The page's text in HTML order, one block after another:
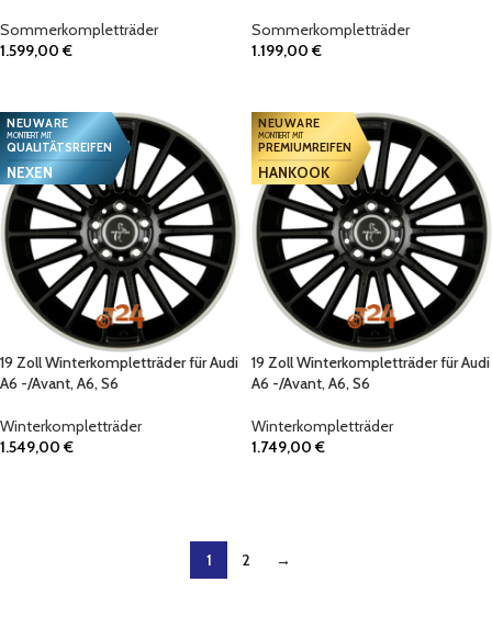
Sommerkompletträder
1.599,00€
Sommerkompletträder
1.199,00€
NEUWARE
MONTIERT MIT
QUALITÄTSREIFEN
NEXEN
19 Zoll Winterkompletträder für Audi
A6 -/Avant, A6, S6
Winterkompletträder
1.549,00€
NEUWARE
MONTIERT MIT
PREMIUMREIFEN
HANKOOK
19 Zoll Winterkompletträder für Audi
A6 -/Avant, A6, S6
Winterkompletträder
1.749,00€
1 2 →